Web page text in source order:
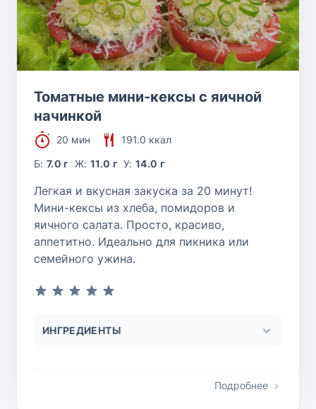
Томатные мини-кексы с яичной
начинкой
20 мин
191.0 ккал
Б:7.0 г Ж: 11.0 г У:14.0 г
Легкая и вкусная закуска за 20 минут!
Мини-кексы из хлеба, помидоров и
яичного салата. Просто, красиво,
аппетитно. Идеально для пикника или
семейного ужина.
ИНГРЕДИЕНТЫ
Подробнее